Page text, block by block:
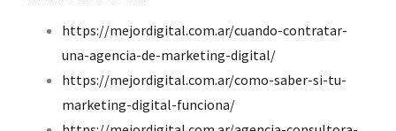
https://mejordigital.com.ar/cuando-contratar-
una-agencia-de-marketing-digital/
https://mejordigital.com.ar/como-saber-si-tu-
marketing-digital-funciona/